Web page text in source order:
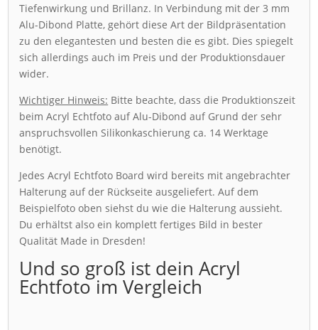
Tiefenwirkung und Brillanz. In Verbindung mit der 3 mm
Alu-Dibond Platte, gehört diese Art der Bildpräsentation
zu den elegantesten und besten die es gibt. Dies spiegelt
sich allerdings auch im Preis und der Produktionsdauer
wider.
Wichtiger Hinweis: Bitte beachte, dass die Produktionszeit
beim Acryl Echtfoto auf Alu-Dibond auf Grund der sehr
anspruchsvollen Silikonkaschierung ca. 14 Werktage
benötigt.
Jedes Acryl Echtfoto Board wird bereits mit angebrachter
Halterung auf der Rückseite ausgeliefert. Auf dem
Beispielfoto oben siehst du wie die Halterung aussieht.
Du erhältst also ein komplett fertiges Bild in bester
Qualität Made in Dresden!
Und so groß ist dein Acryl
Echtfoto im Vergleich